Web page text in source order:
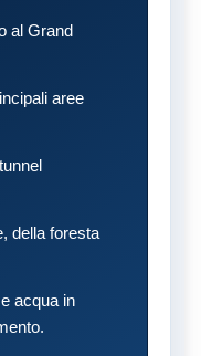
al Grand
aree
della foresta
acqua in